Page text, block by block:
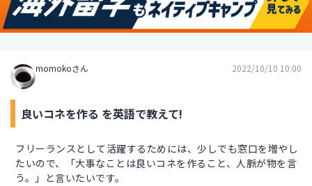
momokoさん 2022/10/10 10:00
良いコネを作る を英語で教えて!
フリーランスとして活躍するためには、少しでも窓口を増やし
たいので、「大事なことは良いコネを作ること、人脈が物を言
う。」と言いたいです。